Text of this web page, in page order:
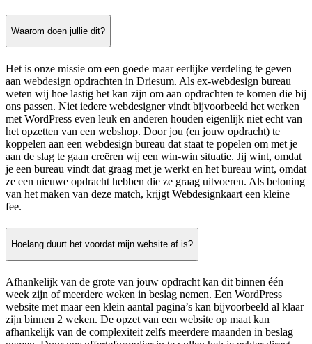
Waarom doen jullie dit?
Het is onze missie om een goede maar eerlijke verdeling te geven
aan webdesign opdrachten in Driesum. Als ex-webdesign bureau
weten wij hoe lastig het kan zijn om aan opdrachten te komen die bij
ons passen. Niet iedere webdesigner vindt bijvoorbeeld het werken
met WordPress even leuk en anderen houden eigenlijk niet echt van
het opzetten van een webshop. Door jou (en jouw opdracht) te
koppelen aan een webdesign bureau dat staat te popelen om met je
aan de slag te gaan creëren wij een win-win situatie. Jij wint, omdat
je een bureau vindt dat graag met je werkt en het bureau wint, omdat
ze een nieuwe opdracht hebben die ze graag uitvoeren. Als beloning
van het maken van deze match, krijgt Webdesignkaart een kleine
fee.
Hoelang duurt het voordat mijn website af is?
Afhankelijk van de grote van jouw opdracht kan dit binnen één
week zijn of meerdere weken in beslag nemen. Een WordPress
website met maar een klein aantal pagina’s kan bijvoorbeeld al klaar
zijn binnen 2 weken. De opzet van een website op maat kan
afhankelijk van de complexiteit zelfs meerdere maanden in beslag